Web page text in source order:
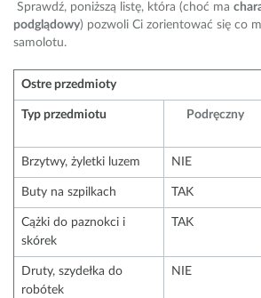
Sprawdź, poniższą listę, która (choć ma
podglądowy) pozwoli Ci zorientować się co
samolotu.
Ostre przedmioty
Typ przedmiotu Podręczny
Brzytwy, żyletki luzem NIE
Buty na szpilkach TAK
Cążki do paznokci i
skórek
TAK
Druty, szydełka do
robótek
NIE